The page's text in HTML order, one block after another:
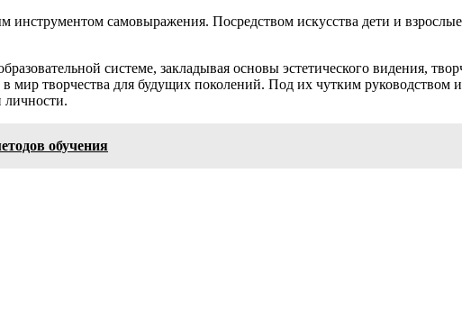
инструментом самовыражения. Посредством искусства дети и
системе, закладывая основы эстетического видения,
мир творчества для будущих поколений. Под их чутким руководством
личности.
обучения